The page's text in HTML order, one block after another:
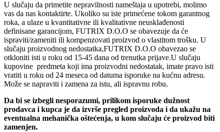
U slučaju da primetite nepravilnosti nameštaja u upotrebi, molimo
vas da nas kontaktirte. Ukoliko su iste primećene tokom garantnog
roka, a ulaze u kvantitativne ili kvalitativne neusklađenosti
definisane garancijom, FUTRIX D.O.O se obavezuje da će
ispraviti/zameniti ili kompenzovati proizvod o vlastitom trošku. U
slučaju proizvodnog nedostatka,FUTRIX D.O.O obavezao se
otkloniti isti u roku od 15-45 dana od trenutka prijave.U slučaju
kupovine predmeta koji ima proizvodni nedostatak, imate pravo isti
vratiti u roku od 24 meseca od datuma isporuke na kućnu adresu.
Može se napraviti i zamena za istu, ali ispravnu robu.
Da bi se izbegli nesporazumi, prilikom isporuke dužnost
prodavca i kupca je da izvrše pregled proizvoda i da ukažu na
eventualna mehanička oštećenja, u kom slučaju će proizvod biti
zamenjen.